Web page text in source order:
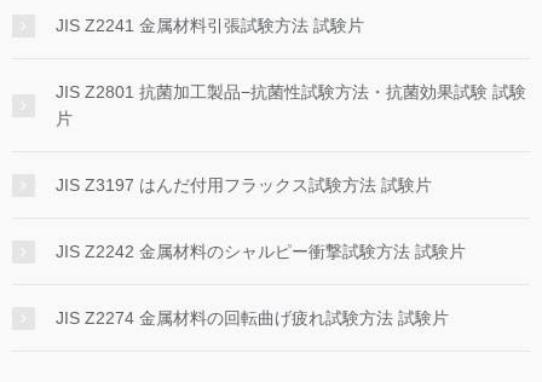
JIS Z2241 金属材料引張試験方法 試験片
JIS Z2801 抗菌加工製品−抗菌性試験方法・抗菌効果試験 試験
片
JIS Z3197 はんだ付用フラックス試験方法 試験片
JIS Z2242 金属材料のシャルピー衝撃試験方法 試験片
JIS Z2274 金属材料の回転曲げ疲れ試験方法 試験片